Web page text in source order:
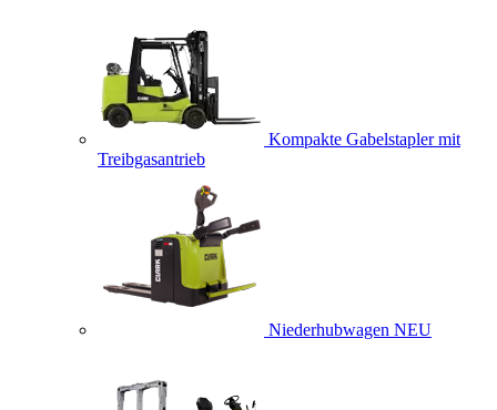
Kompakte Gabelstapler mit
Treibgasantrieb
Niederhubwagen NEU